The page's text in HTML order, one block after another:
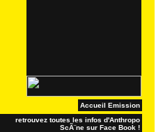
Accueil Emission
retrouvez toutes les infos d'Anthropo
ScÃ¨ne sur Face Book !